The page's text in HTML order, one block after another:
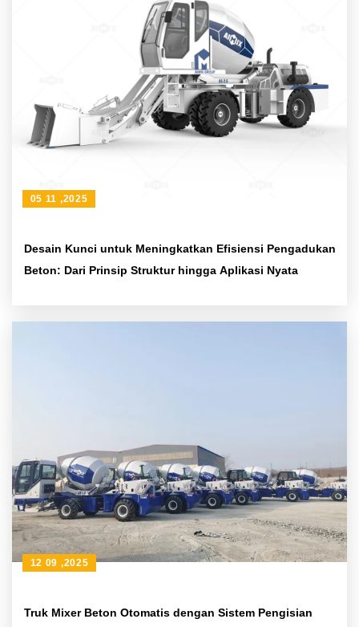
Desain Kunci untuk Meningkatkan Efisiensi Pengadukan
Beton: Dari Prinsip Struktur hingga Aplikasi Nyata
05 11 ,2025
Truk Mixer Beton Otomatis dengan Sistem Pengisian
12 09 ,2025